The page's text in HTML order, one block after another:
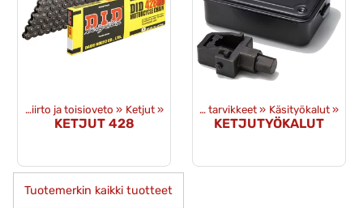
Voimansiirto ja toisioveto ‪» Ketjut ‪»
KETJUT 428
Tuotteet ‪» Työkalut ja tarvikkeet ‪» Käsityökalut ‪»
KETJUTYÖKALUT
Tuotemerkin kaikki tuotteet